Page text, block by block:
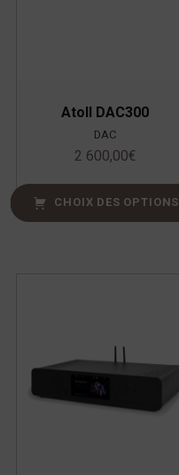
Atoll DAC300
DAC
2 600,00€
CHOIX DES OPTIONS